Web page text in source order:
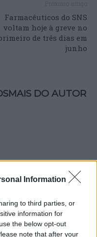
Information
to third parties, or
information for
the below opt-out
note that after your
Farmacêuticos do SNS
voltam hoje à greve no
de três dias em
junho
MAIS DO AUTOR
Banda
1º lugar no
de Valência